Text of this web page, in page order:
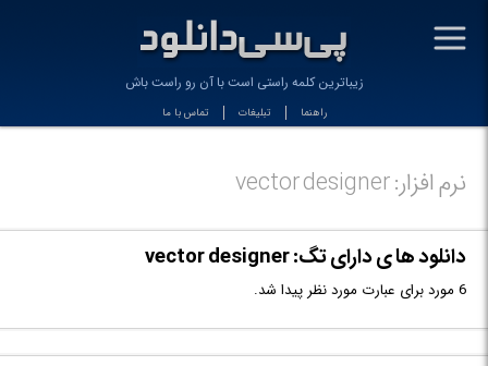
-
زیباترین کلمه راستی است با آن رو راست باش
راهنما تبلیغات تماس با ما
نرم افزار: vector designer
دانلود ها ی دارای تگ: vector designer
6 مورد برای عبارت مورد نظر پیدا شد.